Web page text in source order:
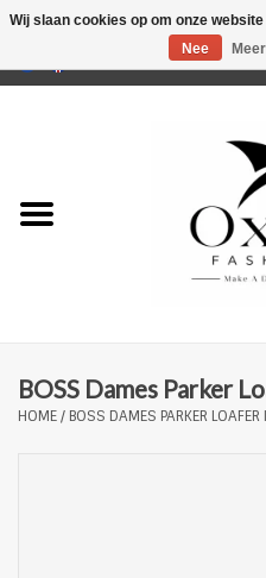
Merken
BOSS Dames Parker
HOME/ BOSS DAMES PARKER LOAFER
Wij slaan cookies op om onze
Nee